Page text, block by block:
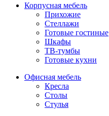
Корпусная мебель
Прихожие
Стеллажи
Готовые гостиные
Шкафы
ТВ-тумбы
Готовые кухни
Офисная мебель
Кресла
Столы
Стулья